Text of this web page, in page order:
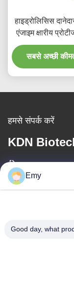
हाइड्रोलिसिस
एंजाइम क्षारीय
9014-01-
सबसे अच्छी
हमसे संपर्क करें
KDN
ईमेल
Emy
Good day, what